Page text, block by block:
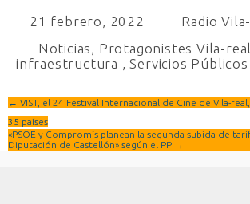
21 febrero, 2022
Radio
Noticias, Protagonistes Vila-real
infraestructura ,Servicios Públicos
← VIST, el 24 Festival Internacional de Cine de Vila-
35 países
«PSOE y Compromís planean la segunda subida de
Diputación de Castellón» según el PP →